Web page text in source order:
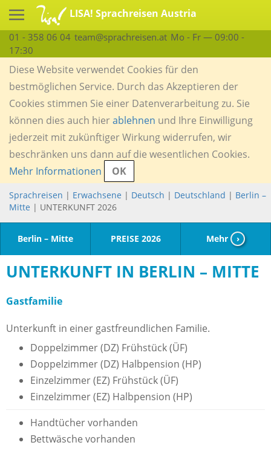
LISA! Sprachreisen Austria
01 - 358 06 04 team@sprachreisen.at Mo - Fr — 09:00 -
17:30
Diese Website verwendet Cookies für den
bestmöglichen Service. Durch das Akzeptieren der
Cookies stimmen Sie einer Datenverarbeitung zu. Sie
können dies auch hierablehnen und Ihre Einwilligung
jederzeit mit zukünftiger Wirkung widerrufen, wir
beschränken uns dann auf die wesentlichen Cookies.
Mehr Informationen
OK
Sprachreisen | Erwachsene | Deutsch | Deutschland | Berlin –
Mitte | UNTERKUNFT 2026
Berlin – Mitte PREISE 2026 Mehr ›
UNTERKUNFT IN BERLIN – MITTE
Gastfamilie
Unterkunft in einer gastfreundlichen Familie.
Doppelzimmer (DZ) Frühstück (ÜF)
Doppelzimmer (DZ) Halbpension (HP)
Einzelzimmer (EZ) Frühstück (ÜF)
Einzelzimmer (EZ) Halbpension (HP)
Handtücher vorhanden
Bettwäsche vorhanden